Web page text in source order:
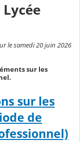
le samedi 20 juin 2026
sur les
sur les
de